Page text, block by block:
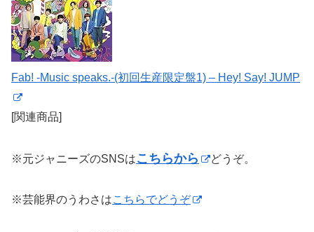
Fab! -Music speaks.-(初回生産限定盤1) – Hey! Say! JUMP
[関連商品]
※元ジャニーズのSNSはこちらから どうぞ。
※芸能界のうわさはこちらでどうぞ